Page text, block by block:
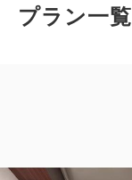
プラン一覧